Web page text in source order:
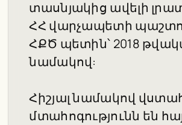
տասնյակից ավելի
ՀՀ վարչապետի
ՀՔԾ պետին՝ 2018
նամակով:
Հիշյալ նամակով
մտահոգությունն են